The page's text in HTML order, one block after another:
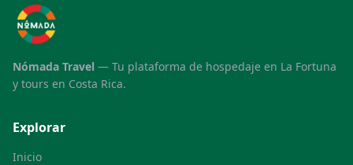
Nómada Travel — Tu plataforma de hospedaje en La Fortuna
y tours en Costa Rica.
Explorar
Inicio